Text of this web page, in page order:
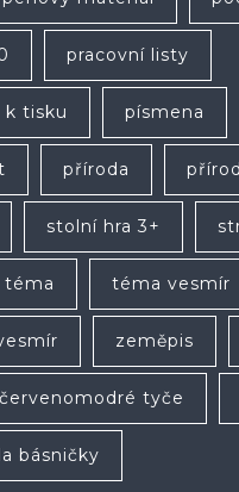
pracovní listy
k tisku písmena
příroda
stolní hra 3+
téma téma vesmír
zeměpis
červenomodré tyče
básničky